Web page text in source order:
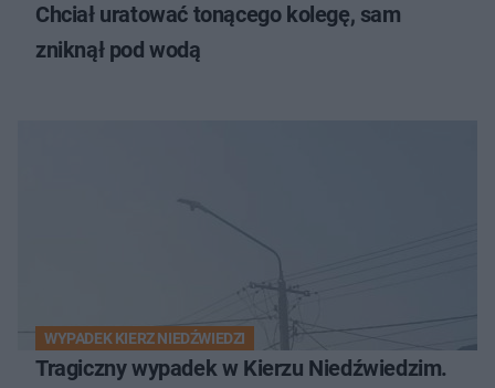
Chciał uratować tonącego kolegę, sam
zniknął pod wodą
WYPADEK KIERZ NIEDŹWIEDZI
Tragiczny wypadek w Kierzu Niedźwiedzim.